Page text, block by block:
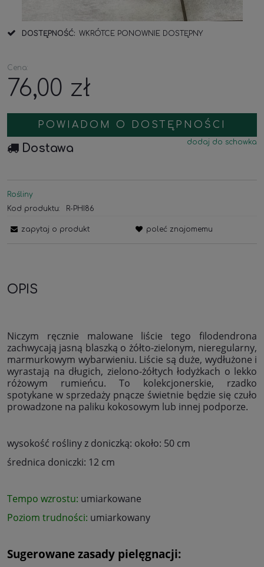
DOSTĘPNOŚĆ: WKRÓTCE PONOWNIE DOSTĘPNY
Cena:
76,00 zł
POWIADOM O DOSTĘPNOŚCI
dodaj do schowka
Dostawa
Rośliny
Kod produktu:
R-PHI86
zapytaj o produkt poleć znajomemu
OPIS
Niczym ręcznie malowane liście tego filodendrona
zachwycają jasną blaszką o żółto-zielonym, nieregularny,
marmurkowym wybarwieniu. Liście są duże, wydłużone i
wyrastają na długich, zielono-żółtych łodyżkach o lekko
różowym rumieńcu. To kolekcjonerskie, rzadko
spotykane w sprzedaży pnącze świetnie będzie się czuło
prowadzone na paliku kokosowym lub innej podporze.
wysokość rośliny z doniczką: około: 50 cm
średnica doniczki: 12 cm
Tempo wzrostu: umiarkowane
Poziom trudności: umiarkowany
Sugerowane zasady pielęgnacji: